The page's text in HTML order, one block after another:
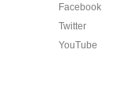
Facebook
Twitter
YouTube